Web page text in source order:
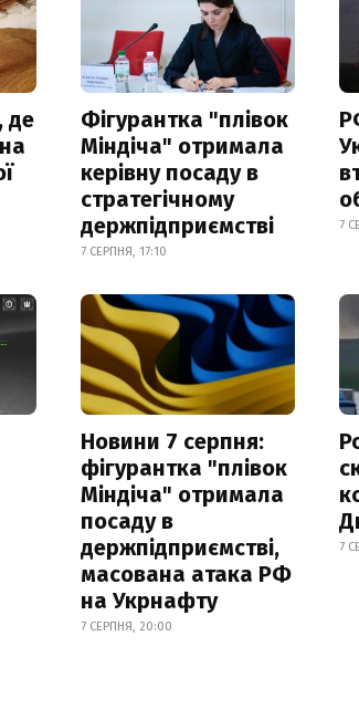
де
Фігурантка "плівок
Міндіча" отримала
керівну посаду в
стратегічному
держпідприємстві
7 СЕРПНЯ, 17:10
7
Новини 7 серпня:
фігурантка "плівок
Міндіча" отримала
посаду в
держпідприємстві,
масована атака РФ
на Укрнафту
7 СЕРПНЯ, 20:00
7